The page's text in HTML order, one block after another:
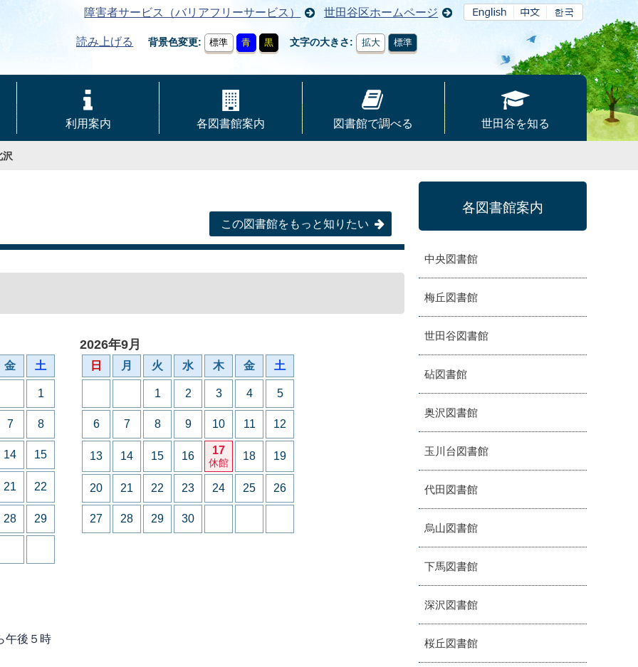
障害者サービス（バリアフリーサービス） 世田谷区ホームページ
読み上げる 背景色変更 標準 青 黒 文字の大きさ 拡大 標準
利用案内 各図書館案内 図書館で調べる 世田谷を知る
沢
この図書館をもっと知りたい
金 土
1
7 8
14 15
21 22
28 29
2026年9月
日 月 火 水 木 金 土
1 2 3 4 5
6 7 8 9 10 11 12
13 14 15 16 17
休館
18 19
20 21 22 23 24 25 26
27 28 29 30
午後５時
各図書館案内
中央図書館
梅丘図書館
世田谷図書館
砧図書館
奥沢図書館
玉川台図書館
代田図書館
烏山図書館
下馬図書館
深沢図書館
桜丘図書館